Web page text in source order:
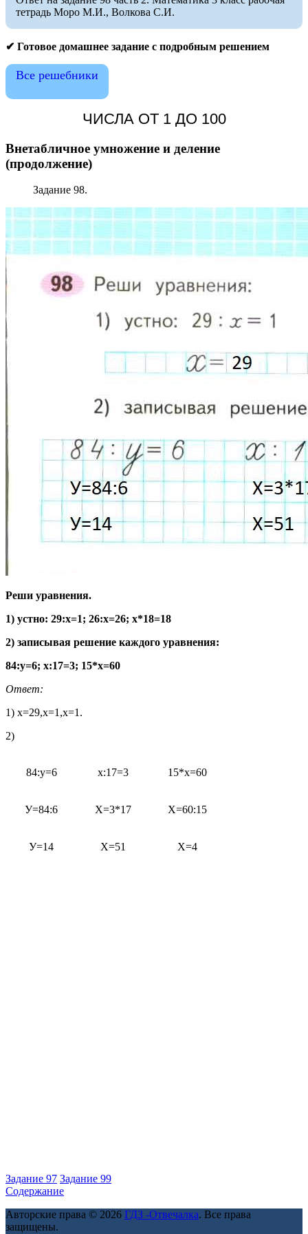
тетрадь Моро М.И., Волкова С.И.
✔ Готовое домашнее задание с подробным решением
Все решебники
ЧИСЛА ОТ 1 ДО 100
Внетабличное умножение и деление
(продолжение)
Задание 98.
Реши уравнения.
1) устно: 29:х=1; 26:х=26; х*18=18
2) записывая решение каждого уравнения:
84:у=6; х:17=3; 15*х=60
Ответ:
1) х=29,х=1,х=1.
2)
84:у=6 х:17=3 15*х=60
У=84:6 Х=3*17 Х=60:15
У=14 Х=51 Х=4
Задание 97 Задание 99
Содержание
Авторские права © 2026 ГДЗ -Отвечалка. Все права
защищены.